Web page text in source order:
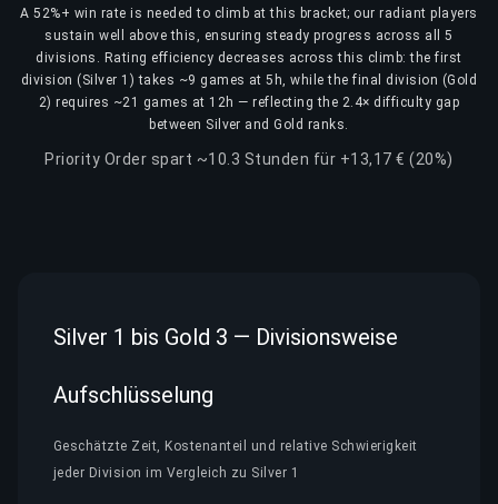
A 52%+ win rate is needed to climb at this bracket; our radiant players
sustain well above this, ensuring steady progress across all 5
divisions. Rating efficiency decreases across this climb: the first
division (Silver 1) takes ~9 games at 5h, while the final division (Gold
2) requires ~21 games at 12h — reflecting the 2.4× difficulty gap
between Silver and Gold ranks.
Priority Order spart ~10.3 Stunden für +13,17 € (20%)
Silver 1 bis Gold 3 — Divisionsweise
Aufschlüsselung
Geschätzte Zeit, Kostenanteil und relative Schwierigkeit
jeder Division im Vergleich zu Silver 1